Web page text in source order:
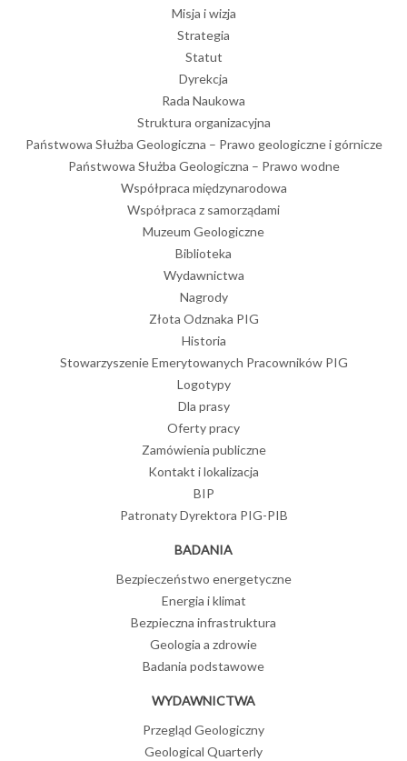
Misja i wizja
Strategia
Statut
Dyrekcja
Rada Naukowa
Struktura organizacyjna
Państwowa Służba Geologiczna – Prawo geologiczne i górnicze
Państwowa Służba Geologiczna – Prawo wodne
Współpraca międzynarodowa
Współpraca z samorządami
Muzeum Geologiczne
Biblioteka
Wydawnictwa
Nagrody
Złota Odznaka PIG
Historia
Stowarzyszenie Emerytowanych Pracowników PIG
Logotypy
Dla prasy
Oferty pracy
Zamówienia publiczne
Kontakt i lokalizacja
BIP
Patronaty Dyrektora PIG-PIB
BADANIA
Bezpieczeństwo energetyczne
Energia i klimat
Bezpieczna infrastruktura
Geologia a zdrowie
Badania podstawowe
WYDAWNICTWA
Przegląd Geologiczny
Geological Quarterly